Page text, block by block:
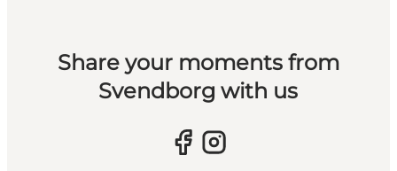
Share your moments from
Svendborg with us